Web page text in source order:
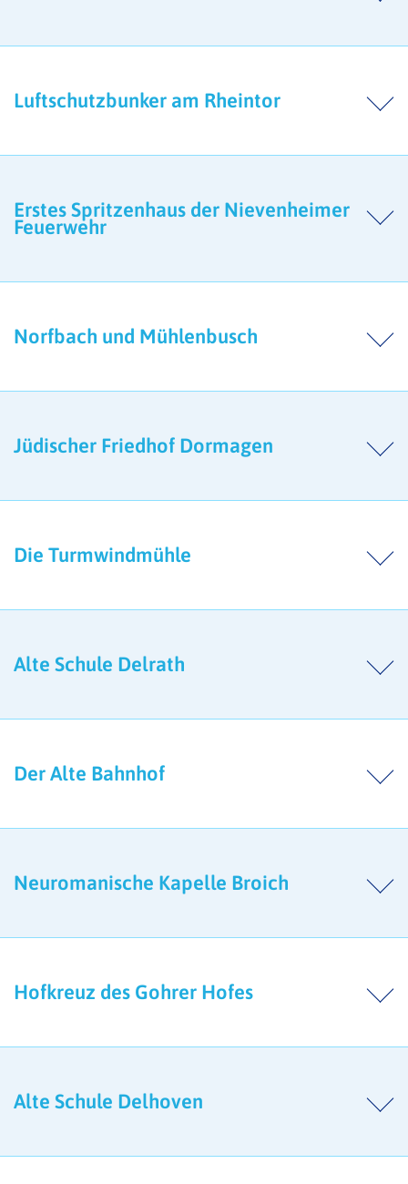
Luftschutzbunker am Rheintor
Erstes Spritzenhaus der Nievenheimer
Feuerwehr
Norfbach und Mühlenbusch
Jüdischer Friedhof Dormagen
Die Turmwindmühle
Alte Schule Delrath
Der Alte Bahnhof
Neuromanische Kapelle Broich
Hofkreuz des Gohrer Hofes
Alte Schule Delhoven